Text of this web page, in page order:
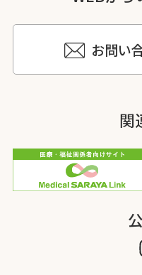
お問い
関